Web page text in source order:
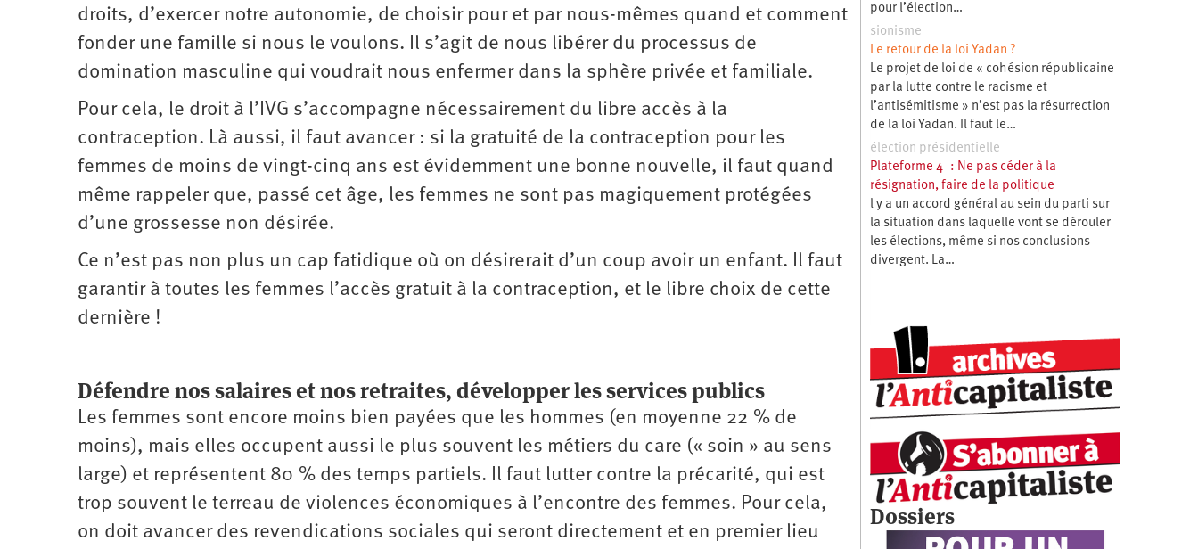
droits, d’exercer notre autonomie, de choisir pour et par nous-mêmes quand et comment
fonder une famille si nous le voulons. Il s’agit de nous libérer du processus de
domination masculine qui voudrait nous enfermer dans la sphère privée et familiale.
Pour cela, le droit à l’IVG s’accompagne nécessairement du libre accès à la
contraception. Là aussi, il faut avancer : si la gratuité de la contraception pour les
femmes de moins de vingt-cinq ans est évidemment une bonne nouvelle, il faut quand
même rappeler que, passé cet âge, les femmes ne sont pas magiquement protégées
d’une grossesse non désirée.
Ce n’est pas non plus un cap fatidique où on désirerait d’un coup avoir un enfant. Il faut
garantir à toutes les femmes l’accès gratuit à la contraception, et le libre choix de cette
dernière !
Défendre nos salaires et nos retraites, développer les services publics
Les femmes sont encore moins bien payées que les hommes (en moyenne 22 % de
moins), mais elles occupent aussi le plus souvent les métiers du care (« soin » au sens
large) et représentent 80 % des temps partiels. Il faut lutter contre la précarité, qui est
trop souvent le terreau de violences économiques à l’encontre des femmes. Pour cela,
on doit avancer des revendications sociales qui seront directement et en premier lieu
pour l’élection…
sionisme
Le retour de la loi Yadan ?
Le projet de loi de « cohésion républicaine
par la lutte contre le racisme et
l’antisémitisme » n’est pas la résurrection
de la loi Yadan. Il faut le…
élection présidentielle
Plateforme 4 : Ne pas céder à la
résignation, faire de la politique
l y a un accord général au sein du parti sur
la situation dans laquelle vont se dérouler
les élections, même si nos conclusions
divergent. La…
Dossiers